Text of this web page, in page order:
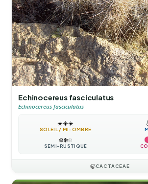
Echinocereus fasciculatus
Echinocereus fasciculatus
☀️☀️☀️
SOLEIL / MI-OMBRE
❄️❄️❄️
SEMI-RUSTIQUE
🍃CACTACEAE